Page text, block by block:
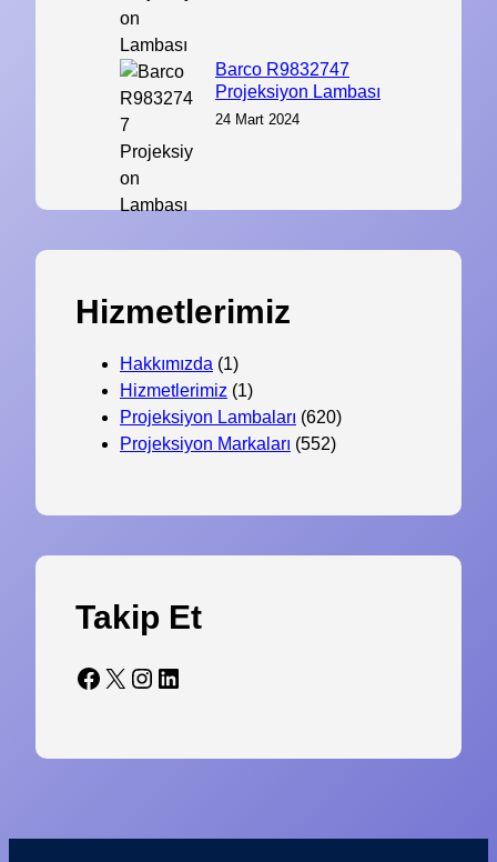
Barco R9832747
Projeksiyon Lambası
24 Mart 2024
Hizmetlerimiz
Hakkımızda (1)
Hizmetlerimiz (1)
Projeksiyon Lambaları (620)
Projeksiyon Markaları (552)
Takip Et
Facebook X Instagram LinkedIn